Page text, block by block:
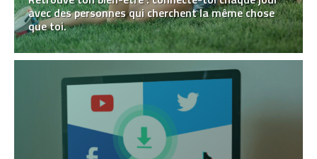
avec des personnes qui cherchent la même chose
que toi.